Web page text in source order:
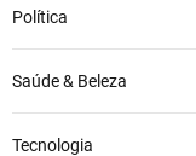
Política
Saúde & Beleza
Tecnologia